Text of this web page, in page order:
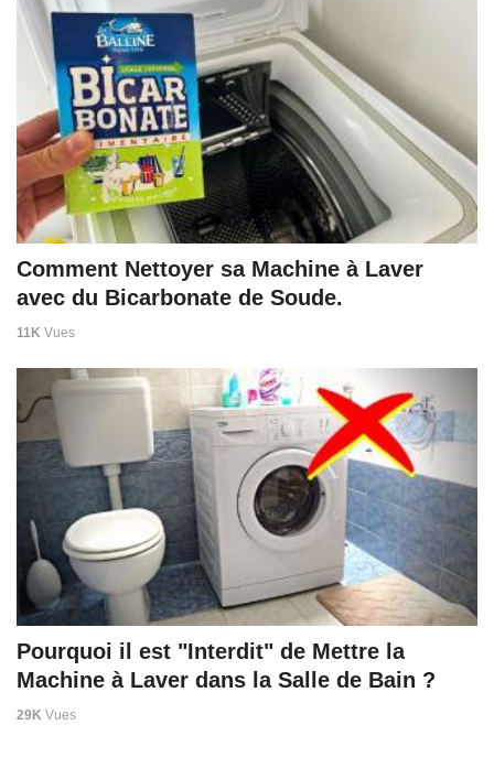
Comment Nettoyer sa Machine à Laver
avec du Bicarbonate de Soude.
11K Vues
Pourquoi il est "Interdit" de Mettre la
Machine à Laver dans la Salle de Bain ?
29K Vues